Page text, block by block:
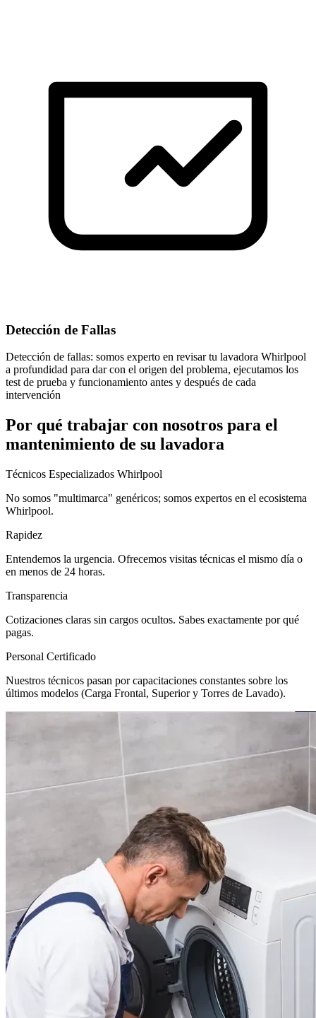
Detección de Fallas
Detección de fallas: somos experto en revisar tu lavadora Whirlpool
a profundidad para dar con el origen del problema, ejecutamos los
test de prueba y funcionamiento antes y después de cada
intervención
Por qué trabajar con nosotros para el
mantenimiento de su lavadora
Técnicos Especializados Whirlpool
No somos "multimarca" genéricos; somos expertos en el ecosistema
Whirlpool.
Rapidez
Entendemos la urgencia. Ofrecemos visitas técnicas el mismo día o
en menos de 24 horas.
Transparencia
Cotizaciones claras sin cargos ocultos. Sabes exactamente por qué
pagas.
Personal Certificado
Nuestros técnicos pasan por capacitaciones constantes sobre los
últimos modelos (Carga Frontal, Superior y Torres de Lavado).